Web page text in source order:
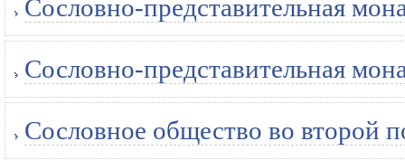
Сословно-представительная
Сословно-представительная
Сословное общество во второй